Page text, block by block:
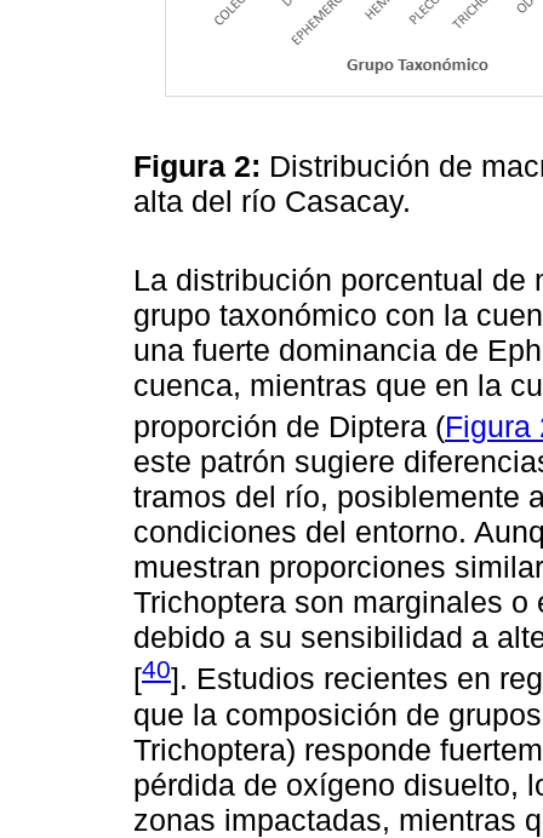
Figura 2: Distribución de
alta del río Casacay.
La distribución porcentual de
grupo taxonómico con la
una fuerte dominancia de
cuenca, mientras que en la
proporción de Diptera (Figura
este patrón sugiere
tramos del río, posiblemente
condiciones del entorno.
muestran proporciones
Trichoptera son marginales
debido a su sensibilidad a
[40]. Estudios recientes en
que la composición de
Trichoptera) responde
pérdida de oxígeno disuelto,
zonas impactadas, mientras